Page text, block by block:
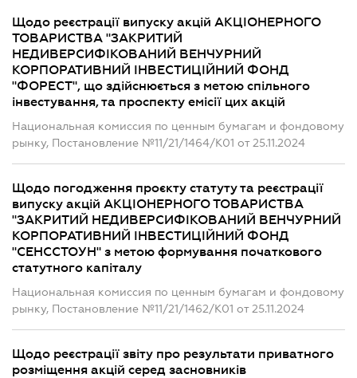
Щодо реєстрації випуску акцій АКЦІОНЕРНОГО
ТОВАРИСТВА "ЗАКРИТИЙ
НЕДИВЕРСИФІКОВАНИЙ ВЕНЧУРНИЙ
КОРПОРАТИВНИЙ ІНВЕСТИЦІЙНИЙ ФОНД
"ФОРЕСТ", що здійснюється з метою спільного
інвестування, та проспекту емісії цих акцій
Национальная комиссия по ценным бумагам и фондовому
рынку, Постановление №11/21/1464/К01 от 25.11.2024
Щодо погодження проєкту статуту та реєстрації
випуску акцій АКЦІОНЕРНОГО ТОВАРИСТВА
"ЗАКРИТИЙ НЕДИВЕРСИФІКОВАНИЙ ВЕНЧУРНИЙ
КОРПОРАТИВНИЙ ІНВЕСТИЦІЙНИЙ ФОНД
"СЕНССТОУН" з метою формування початкового
статутного капіталу
Национальная комиссия по ценным бумагам и фондовому
рынку, Постановление №11/21/1462/К01 от 25.11.2024
Щодо реєстрації звіту про результати приватного
розміщення акцій серед засновників